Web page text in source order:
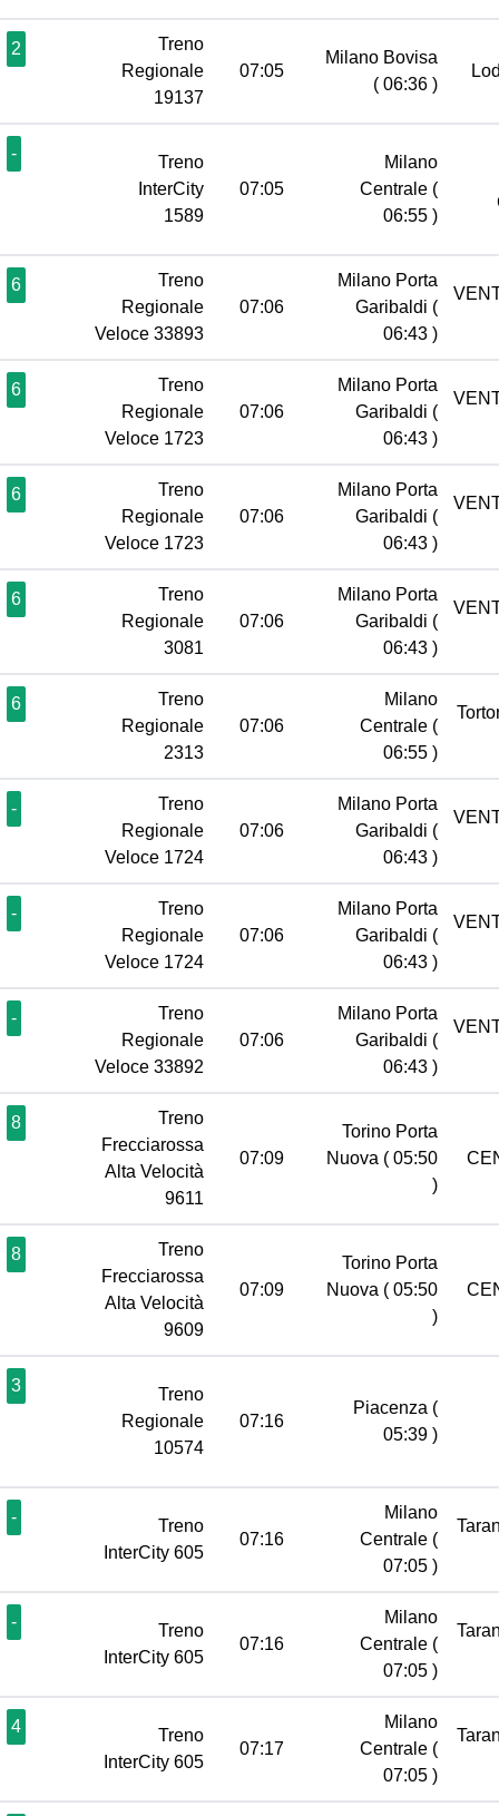
2
Treno
Regionale
19137
07:05
Milano Bovisa
( 06:36 )
-
Treno
InterCity
1589
07:05
Milano
Centrale (
06:55 )
6
Treno
Regionale
Veloce 33893
07:06
Milano Porta
Garibaldi (
06:43 )
6
Treno
Regionale
Veloce 1723
07:06
Milano Porta
Garibaldi (
06:43 )
6
Treno
Regionale
Veloce 1723
07:06
Milano Porta
Garibaldi (
06:43 )
6
Treno
Regionale
3081
07:06
Milano Porta
Garibaldi (
06:43 )
6
Treno
Regionale
2313
07:06
Milano
Centrale (
06:55 )
-
Treno
Regionale
Veloce 1724
07:06
Milano Porta
Garibaldi (
06:43 )
-
Treno
Regionale
Veloce 1724
07:06
Milano Porta
Garibaldi (
06:43 )
-
Treno
Regionale
Veloce 33892
07:06
Milano Porta
Garibaldi (
06:43 )
8
Treno
Frecciarossa
Alta Velocità
9611
07:09
Torino Porta
Nuova ( 05:50
)
8
Treno
Frecciarossa
Alta Velocità
9609
07:09
Torino Porta
Nuova ( 05:50
)
3
Treno
Regionale
10574
07:16
Piacenza (
05:39 )
-
Treno
InterCity 605
07:16
Milano
Centrale (
07:05 )
-
Treno
InterCity 605
07:16
Milano
Centrale (
07:05 )
4
Treno
InterCity 605
07:17
Milano
Centrale (
07:05 )